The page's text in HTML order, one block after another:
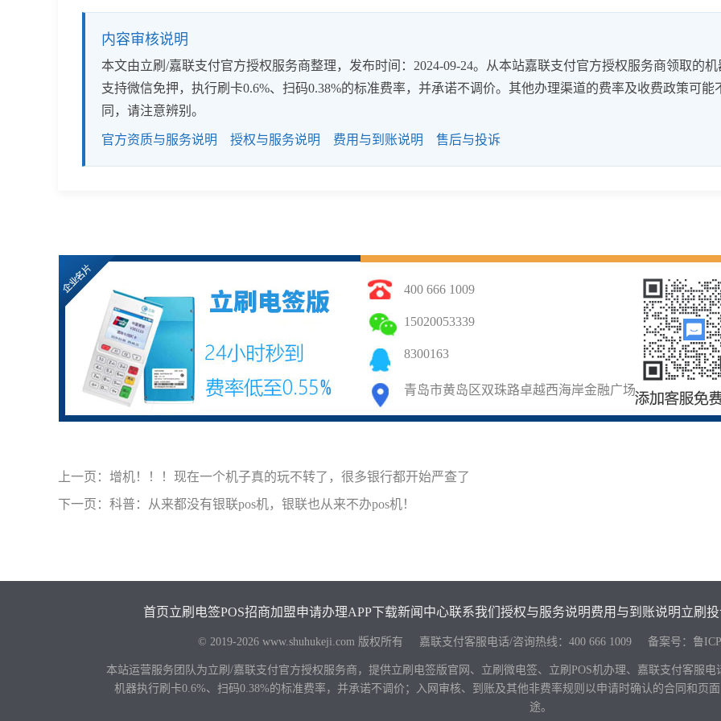
内容审核说明
本文由立刷/嘉联支付官方授权服务商整理，发布时间：2024-09-24。从本站嘉联支付官方授权服务商领取的机
支持微信免押，执行刷卡0.6%、扫码0.38%的标准费率，并承诺不调价。其他办理渠道的费率及收费政策可能
同，请注意辨别。
官方资质与服务说明 授权与服务说明 费用与到账说明 售后与投诉
400 666 1009
15020053339
8300163
青岛市黄岛区双珠路卓越西海岸金融广场
上一页： 增机！！！现在一个机子真的玩不转了，很多银行都开始严查了
下一页： 科普：从来都没有银联pos机，银联也从来不办pos机！
首页立刷电签POS招商加盟申请办理APP下载新闻中心联系我们 授权与服务说明费用与到账说明立刷
© 2019-2026 www.shuhukeji.com 版权所有 嘉联支付客服电话/咨询热线： 400 666 1009备案号： 鲁
本站运营服务团队为立刷/嘉联支付官方授权服务商，提供立刷电签版官网、立刷微电签、立刷POS机办理、嘉联支付客服
机器执行刷卡0.6%、扫码0.38%的标准费率，并承诺不调价；入网审核、到账及其他非费率规则以申请时确认的合同和页
途。